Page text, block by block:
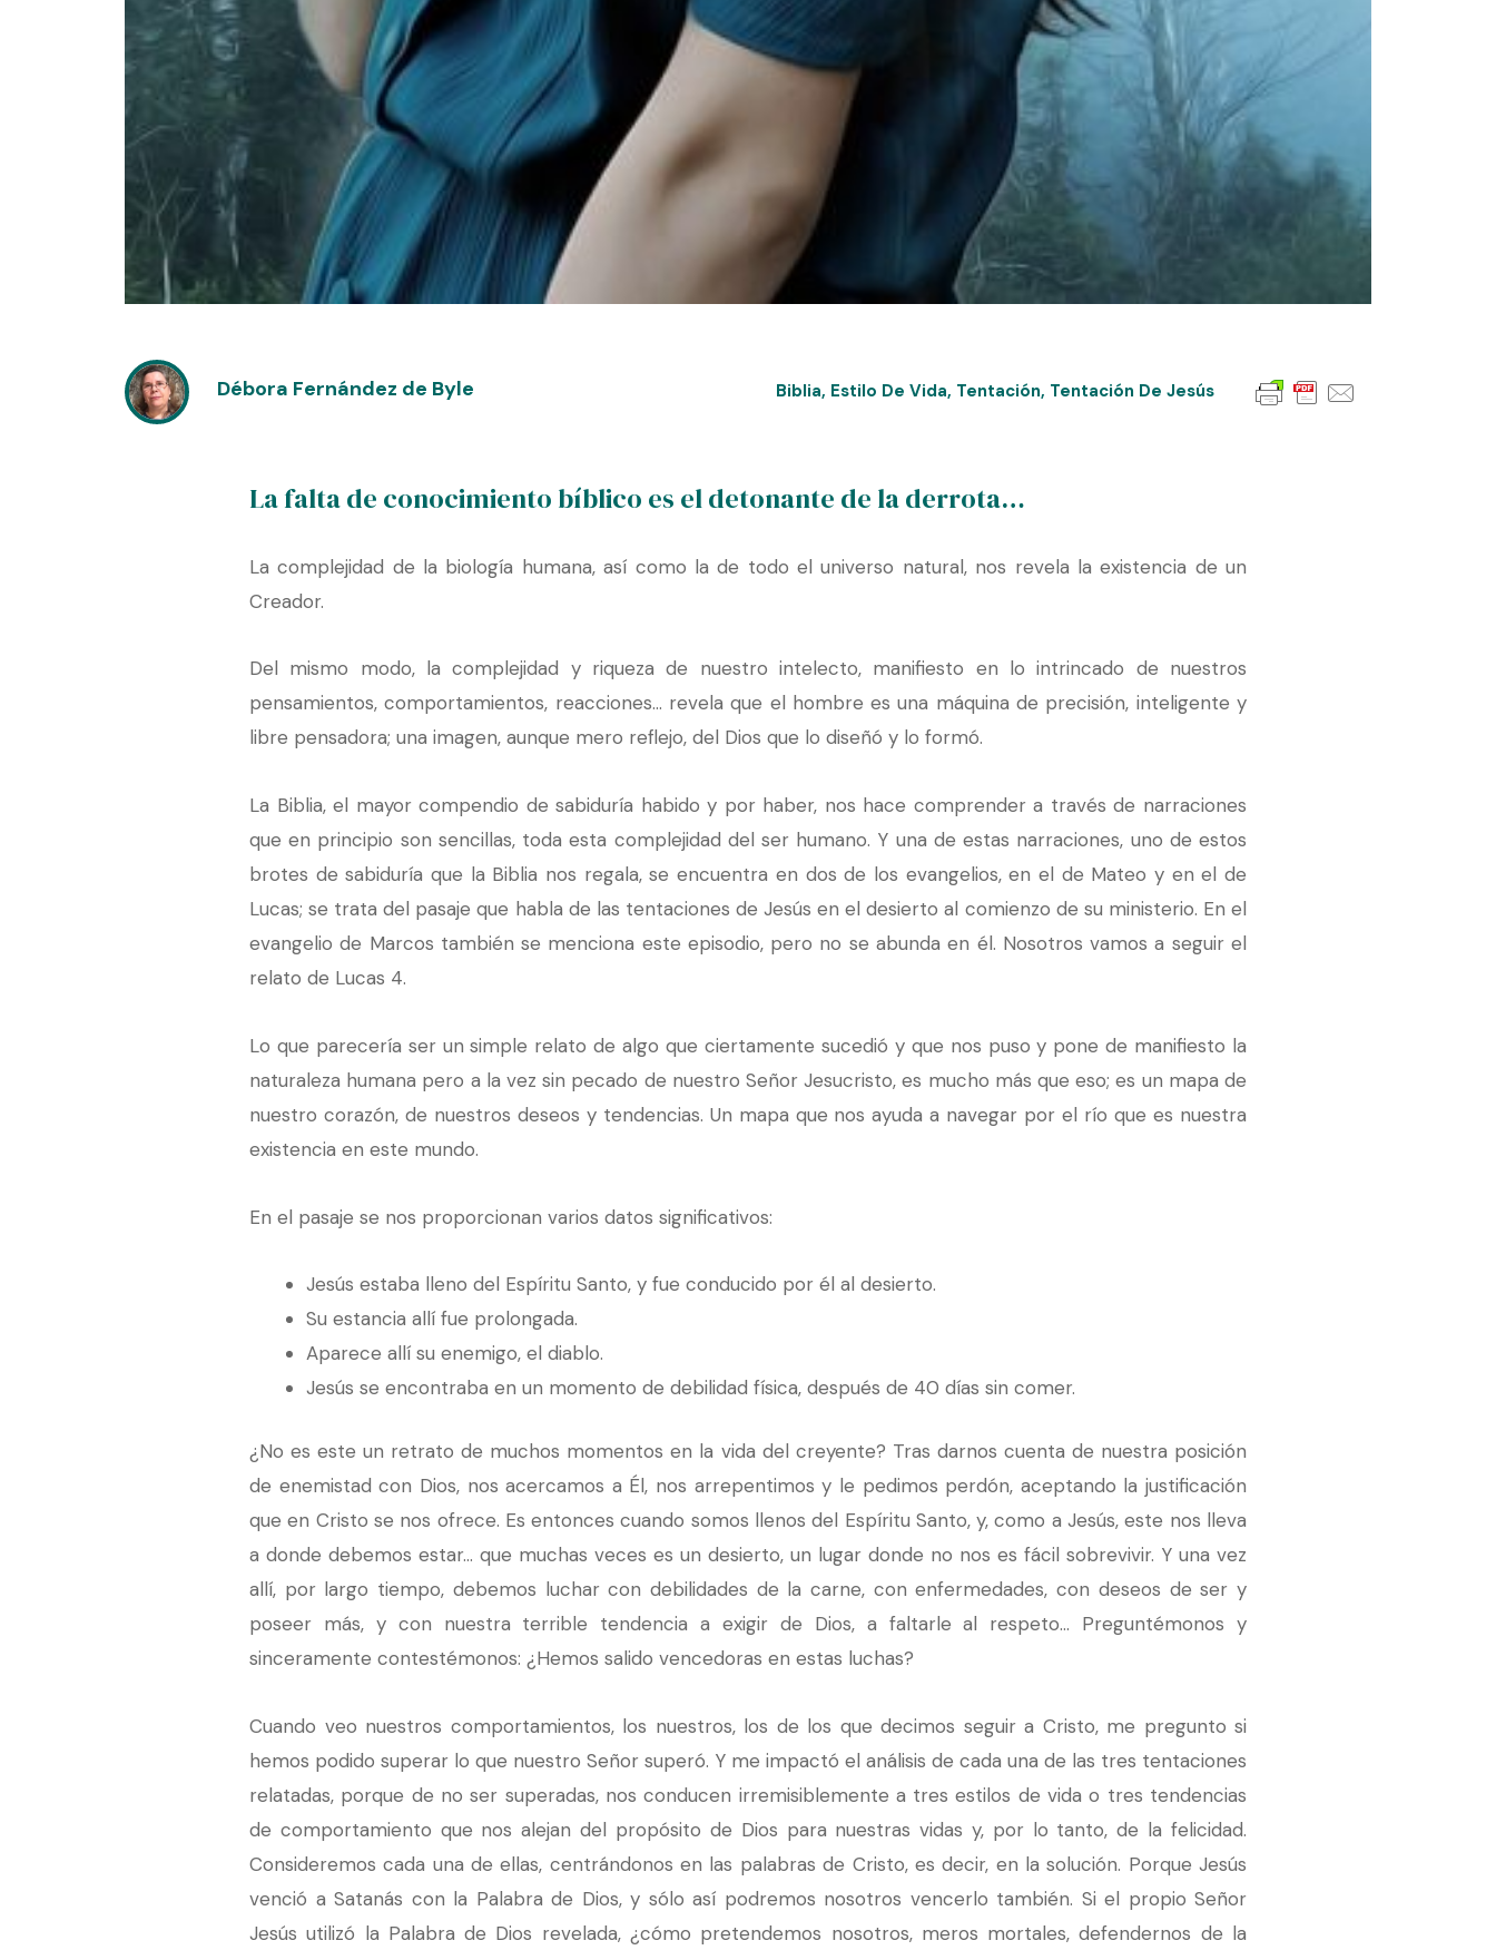
Débora Fernández de Byle Biblia, Estilo De Vida, Tentación, Tentación De Jesús
La falta de conocimiento bíblico es el detonante de la derrota…
La complejidad de la biología humana, así como la de todo el universo natural, nos revela la existencia de un
Creador.
Del mismo modo, la complejidad y riqueza de nuestro intelecto, manifiesto en lo intrincado de nuestros
pensamientos, comportamientos, reacciones… revela que el hombre es una máquina de precisión, inteligente y
libre pensadora; una imagen, aunque mero reflejo, del Dios que lo diseñó y lo formó.
La Biblia, el mayor compendio de sabiduría habido y por haber, nos hace comprender a través de narraciones
que en principio son sencillas, toda esta complejidad del ser humano. Y una de estas narraciones, uno de estos
brotes de sabiduría que la Biblia nos regala, se encuentra en dos de los evangelios, en el de Mateo y en el de
Lucas; se trata del pasaje que habla de las tentaciones de Jesús en el desierto al comienzo de su ministerio. En el
evangelio de Marcos también se menciona este episodio, pero no se abunda en él. Nosotros vamos a seguir el
relato de Lucas 4.
Lo que parecería ser un simple relato de algo que ciertamente sucedió y que nos puso y pone de manifiesto la
naturaleza humana pero a la vez sin pecado de nuestro Señor Jesucristo, es mucho más que eso; es un mapa de
nuestro corazón, de nuestros deseos y tendencias. Un mapa que nos ayuda a navegar por el río que es nuestra
existencia en este mundo.
En el pasaje se nos proporcionan varios datos significativos:
Jesús estaba lleno del Espíritu Santo, y fue conducido por él al desierto.
Su estancia allí fue prolongada.
Aparece allí su enemigo, el diablo.
Jesús se encontraba en un momento de debilidad física, después de 40 días sin comer.
¿No es este un retrato de muchos momentos en la vida del creyente? Tras darnos cuenta de nuestra posición
de enemistad con Dios, nos acercamos a Él, nos arrepentimos y le pedimos perdón, aceptando la justificación
que en Cristo se nos ofrece. Es entonces cuando somos llenos del Espíritu Santo, y, como a Jesús, este nos lleva
a donde debemos estar… que muchas veces es un desierto, un lugar donde no nos es fácil sobrevivir. Y una vez
allí, por largo tiempo, debemos luchar con debilidades de la carne, con enfermedades, con deseos de ser y
poseer más, y con nuestra terrible tendencia a exigir de Dios, a faltarle al respeto… Preguntémonos y
sinceramente contestémonos: ¿Hemos salido vencedoras en estas luchas?
Cuando veo nuestros comportamientos, los nuestros, los de los que decimos seguir a Cristo, me pregunto si
hemos podido superar lo que nuestro Señor superó. Y me impactó el análisis de cada una de las tres tentaciones
relatadas, porque de no ser superadas, nos conducen irremisiblemente a tres estilos de vida o tres tendencias
de comportamiento que nos alejan del propósito de Dios para nuestras vidas y, por lo tanto, de la felicidad.
Consideremos cada una de ellas, centrándonos en las palabras de Cristo, es decir, en la solución. Porque Jesús
venció a Satanás con la Palabra de Dios, y sólo así podremos nosotros vencerlo también. Si el propio Señor
Jesús utilizó la Palabra de Dios revelada, ¿cómo pretendemos nosotros, meros mortales, defendernos de la